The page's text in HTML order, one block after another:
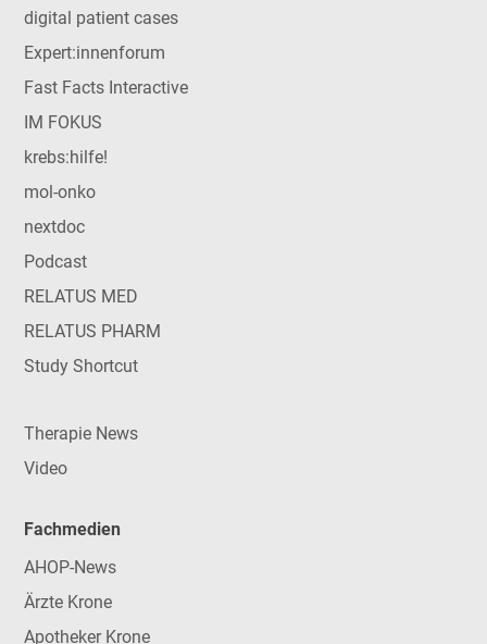
digital patient cases
Expert:innenforum
Fast Facts Interactive
IM FOKUS
krebs:hilfe!
mol-onko
nextdoc
Podcast
RELATUS MED
RELATUS PHARM
Study Shortcut
Therapie News
Video
Fachmedien
AHOP-News
Ärzte Krone
Apotheker Krone